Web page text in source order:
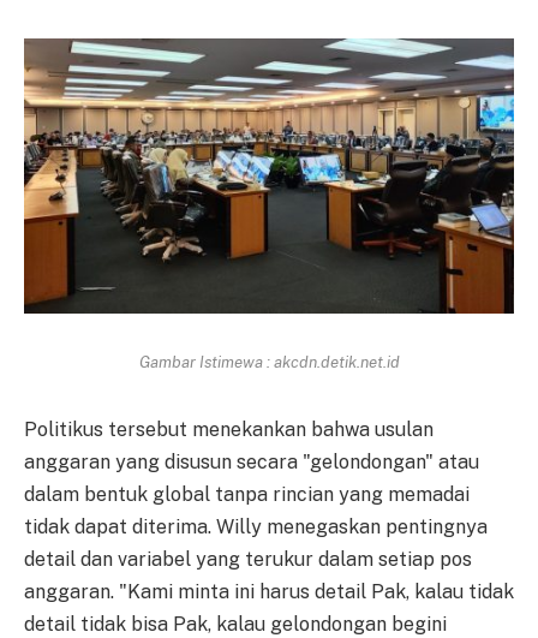
Gambar Istimewa : akcdn.detik.net.id
Politikus tersebut menekankan bahwa usulan
anggaran yang disusun secara "gelondongan" atau
dalam bentuk global tanpa rincian yang memadai
tidak dapat diterima. Willy menegaskan pentingnya
detail dan variabel yang terukur dalam setiap pos
anggaran. "Kami minta ini harus detail Pak, kalau tidak
detail tidak bisa Pak, kalau gelondongan begini